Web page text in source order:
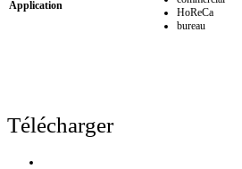
Application
HoReCa
bureau
Télécharger